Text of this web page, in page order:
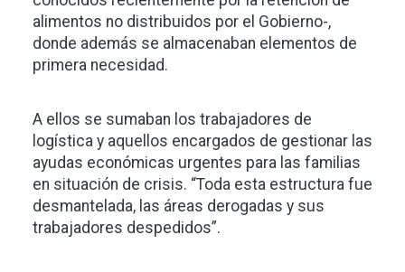
alimentos no distribuidos por el Gobierno-,
donde además se almacenaban elementos de
primera necesidad.
A ellos se sumaban los trabajadores de
logística y aquellos encargados de gestionar las
ayudas económicas urgentes para las familias
en situación de crisis. “Toda esta estructura fue
desmantelada, las áreas derogadas y sus
trabajadores despedidos”.